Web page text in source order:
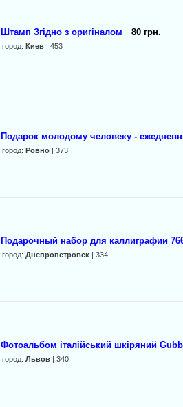
Штамп Згідно з оригіналом 80 грн.
город: Киев| 453
Подарок молодому человеку -
город: Ровно| 373
Подарочный набор для каллиграфии
город: Днепропетровск| 334
Фотоальбом італійський шкіряний
город: Львов| 340